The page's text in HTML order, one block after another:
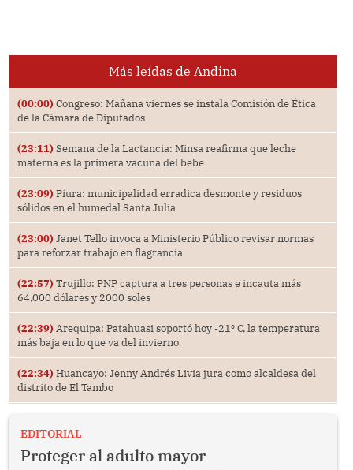
Más leídas de Andina
(00:00) Congreso: Mañana viernes se instala Comisión de Ética
de la Cámara de Diputados
(23:11) Semana de la Lactancia: Minsa reafirma que leche
materna es la primera vacuna del bebe
(23:09) Piura: municipalidad erradica desmonte y residuos
sólidos en el humedal Santa Julia
(23:00) Janet Tello invoca a Ministerio Público revisar normas
para reforzar trabajo en flagrancia
(22:57) Trujillo: PNP captura a tres personas e incauta más
64,000 dólares y 2000 soles
(22:39) Arequipa: Patahuasi soportó hoy -21⁰ C, la temperatura
más baja en lo que va del invierno
(22:34) Huancayo: Jenny Andrés Livia jura como alcaldesa del
distrito de El Tambo
EDITORIAL
Proteger al adulto mayor